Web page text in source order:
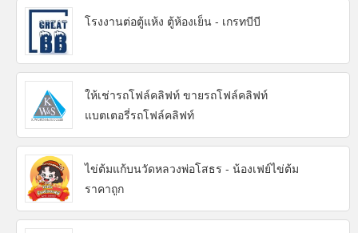
โรงงานต่อตู้แห้ง ตู้ห้องเย็น - เกรทบีบี
ให้เช่ารถโฟล์คลิฟท์ ขายรถโฟล์คลิฟท์
แบตเตอรี่รถโฟล์คลิฟท์
ไข่ต้มแก้บนวัดหลวงพ่อโสธร - น้องเฟย์ไข่ต้ม
ราคาถูก